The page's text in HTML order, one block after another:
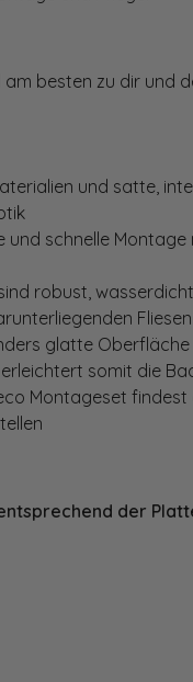
besten zu dir und
und satte,
schnelle
robust,
Fliesen
glatte
somit die
Montageset
der